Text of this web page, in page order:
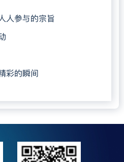
具，鼓励员工在关键作业
辨识与措施再确认，提
预能力。
理朱劲松
工要秉承“严谨、严肃、严
看到、做到”，从每个项
开始落实预防措施，真正做
喜博士指出，安全管理需常
实现部门协同。
实风险分级管控，聚焦事故
人参与的宗旨
彩的瞬间